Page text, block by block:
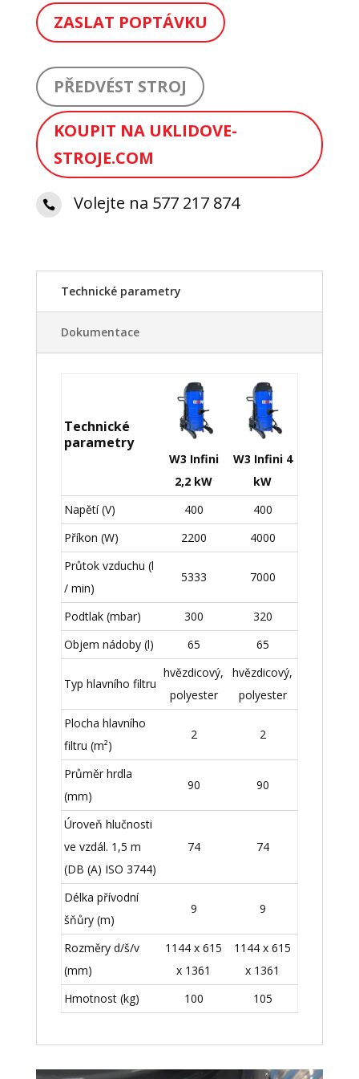
ZASLAT POPTÁVKU
PŘEDVÉST STROJ
KOUPIT NA UKLIDOVE-
STROJE.COM
 Volejte na 577 217 874
Technické parametry
Dokumentace
Technické
parametry
W3 Infini
2,2 kW
W3 Infini 4
kW
Napětí (V)
400
400
Příkon (W)
2200
4000
Průtok vzduchu (l
/ min)
5333 7000
Podtlak (mbar) 300
320
Objem nádoby (l)
65 65
Typ hlavního filtru
hvězdicový,
polyester
hvězdicový,
polyester
Plocha hlavního
filtru (m²)
2 2
Průměr hrdla
(mm)
90 90
Úroveň hlučnosti
ve vzdál. 1,5 m
(DB (A) ISO 3744)
74 74
Délka přívodní
šňůry (m)
9 9
Rozměry d/š/v
(mm)
1144 x 615
x 1361
1144 x 615
x 1361
Hmotnost (kg)
100 105